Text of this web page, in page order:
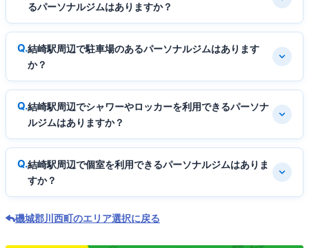
るパーソナルジムはありますか？
結崎駅周辺で駐車場のあるパーソナルジムはあります
か？
結崎駅周辺でシャワーやロッカーを利用できるパーソナ
ルジムはありますか？
結崎駅周辺で個室を利用できるパーソナルジムはありま
すか？
磯城郡川西町のエリア選択に戻る